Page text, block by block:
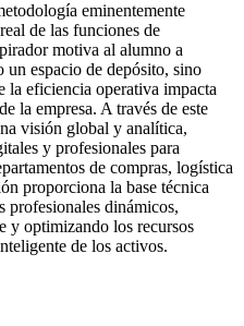
eminentemente
de las funciones de
motiva al alumno a
espacio de depósito, sino
la eficiencia operativa impacta
la empresa. A través de este
visión global y analítica,
y profesionales para
de compras, logística
proporciona la base técnica
profesionales dinámicos,
y optimizando los recursos
de los activos.